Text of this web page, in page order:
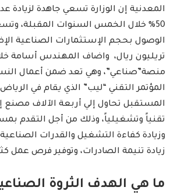
المعدنية إن الوزارة تسعي جاهدة لزيادة
50% خلال الخمس السنوات المقبلة،
تريليون ريال، واضاف المهندس أسامة
منصة”صناعي”، وهي تعد ضمن أعمال
المؤتمر التقني “ليب” الذي يقام في
المستقبل تحاول إلي أربعة الآلاف مصنع
تقنياً وتشغيلياً، وذلك من أجل التقدم
وزيادة كفاءة التشغيل والقدرات
زيادة تنيمة الصادرات، وتوفير فرص عمل
ما هي الهدف الثروة